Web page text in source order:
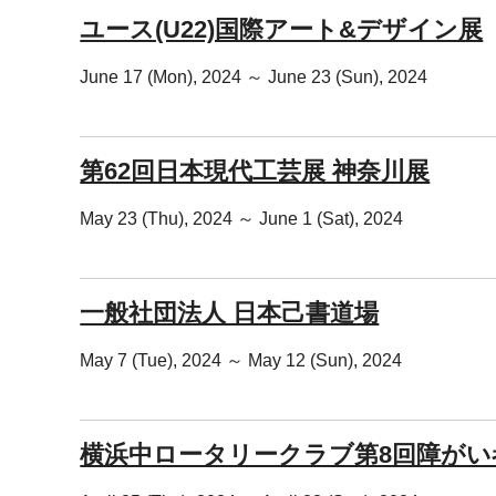
ユース(U22)国際アート&デザイン展
June 17 (Mon), 2024 ～ June 23 (Sun), 2024
第62回日本現代工芸展 神奈川展
May 23 (Thu), 2024 ～ June 1 (Sat), 2024
一般社団法人 日本己書道場
May 7 (Tue), 2024 ～ May 12 (Sun), 2024
横浜中ロータリークラブ第8回障が